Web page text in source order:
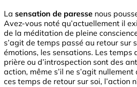
La sensation de paresse nous
Avez-vous noté qu’actuellement il
de la méditation de pleine
s’agit de temps passé au retour sur
émotions, les sensations. Les temps
prière ou d’introspection sont des
action, même s’il ne s’agit nullement
ces temps de retour sur soi, l’action